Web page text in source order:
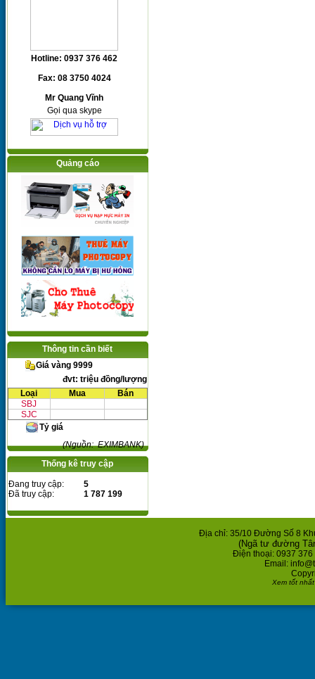
Hotline: 0937 376 462
Fax: 08 3750 4024
Mr Quang Vĩnh
Gọi qua skype
Quảng cáo
Thông tin cần biết
Giá vàng 9999
đvt: triệu đồng/lượng
Loại
Mua
Bán
SBJ
SJC
Tỷ giá
(Nguồn: EXIMBANK)
Thống kê truy cập
Đang truy cập:
5
Đã truy cập:
1 787 199
Địa chỉ: 35/10 Đường Số 8
(Ngã tư đường
Điện thoại: 0937 376
Email:
Xem tốt